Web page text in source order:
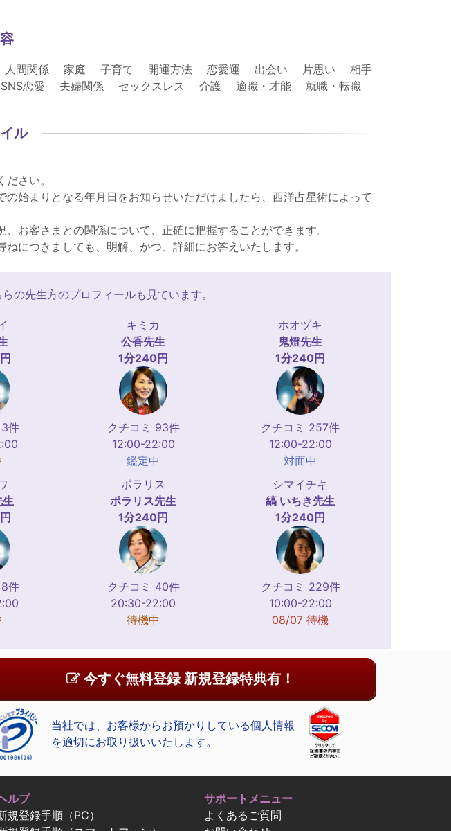
関係 家庭 子育て 開運方法 恋愛運 出会い 片思い 相手
恋愛 夫婦関係 セックスレス 介護 適職・才能 就職・転職
ル
さい。
始まりとなる年月日をお知らせいただけましたら、西洋占星術によって
お客さまとの関係について、正確に把握することができます。
につきましても、明解、かつ、詳細にお答えいたします。
の先生方のプロフィールも見ています。
件
キミカ
公香先生
1分240円
クチコミ 93件
12:00-22:00
鑑定中
ホオヅキ
鬼燈先生
1分240円
クチコミ 257件
12:00-22:00
対面中
生
件
ポラリス
ポラリス先生
1分240円
クチコミ 40件
20:30-22:00
待機中
シマイチキ
縞 いちき先生
1分240円
クチコミ 229件
10:00-22:00
08/07 待機
今すぐ無料登録 新規登録特典有！
当社では、お客様からお預かりしている個人情報
を適切にお取り扱いいたします。
ルプ
規登録手順（PC）
サポートメニュー
よくあるご質問